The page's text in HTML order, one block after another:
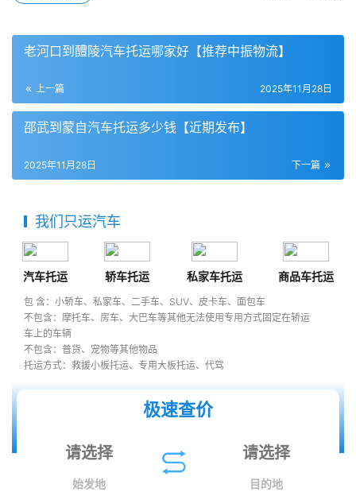
老河口到醴陵汽车托运哪家好【推荐中振物流】
上一篇 2025年11月28日
邵武到蒙自汽车托运多少钱【近期发布】
下一篇
2025年11月28日
我们只运汽车
汽车托运 轿车托运 私家车托运 商品车托运
包 含：小轿车、私家车、二手车、SUV、皮卡车、面包车
不包含：摩托车、房车、大巴车等其他无法使用专用方式固定在轿运
车上的车辆
不包含：普货、宠物等其他物品
托运方式：救援小板托运、专用大板托运、代驾
极速查价
始发地 目的地